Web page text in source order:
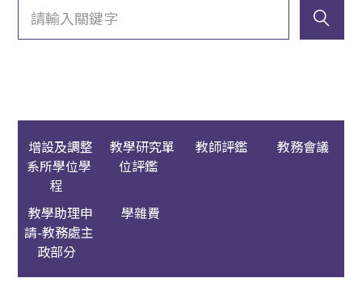
增設及調整
系所學位學
程
教學研究單
位評鑑
教師評鑑 教務會議
教學助理申
請-教務處主
政部分
學雜費